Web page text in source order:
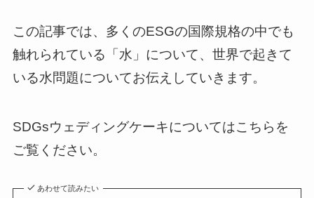
この記事では、多くのESGの国際規格の中でも
触れられている「水」について、世界で起きて
いる水問題についてお伝えしていきます。
SDGsウェディングケーキについてはこちらを
ご覧ください。
あわせて読みたい